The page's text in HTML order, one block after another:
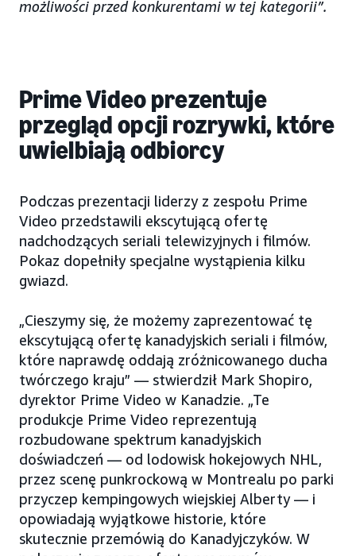
możliwości przed konkurentami w tej kategorii”.
Prime Video prezentuje
przegląd opcji rozrywki, które
uwielbiają odbiorcy
Podczas prezentacji liderzy z zespołu Prime
Video przedstawili ekscytującą ofertę
nadchodzących seriali telewizyjnych i filmów.
Pokaz dopełniły specjalne wystąpienia kilku
gwiazd.
„Cieszymy się, że możemy zaprezentować tę
ekscytującą ofertę kanadyjskich seriali i filmów,
które naprawdę oddają zróżnicowanego ducha
twórczego kraju” — stwierdził Mark Shopiro,
dyrektor Prime Video w Kanadzie. „Te
produkcje Prime Video reprezentują
rozbudowane spektrum kanadyjskich
doświadczeń — od lodowisk hokejowych NHL,
przez scenę punkrockową w Montrealu po parki
przyczep kempingowych wiejskiej Alberty — i
opowiadają wyjątkowe historie, które
skutecznie przemówią do Kanadyjczyków. W